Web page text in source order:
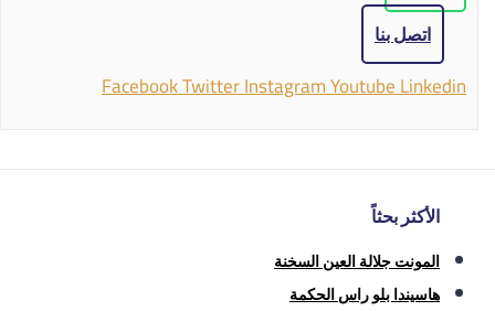
اتصل بنا
FacebookTwitterInstagramYoutubeLinkedin
الأكثر بحثاً
المونت جلالة العين السخنة
هاسيندا بلو راس الحكمة